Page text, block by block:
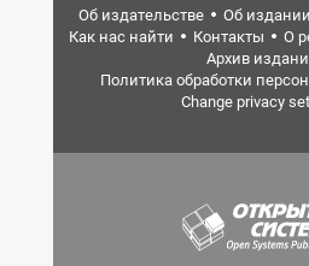
Об издательстве Об издании
Как нас найти
Контакты О
Архив
Политика обработки
Change privacy